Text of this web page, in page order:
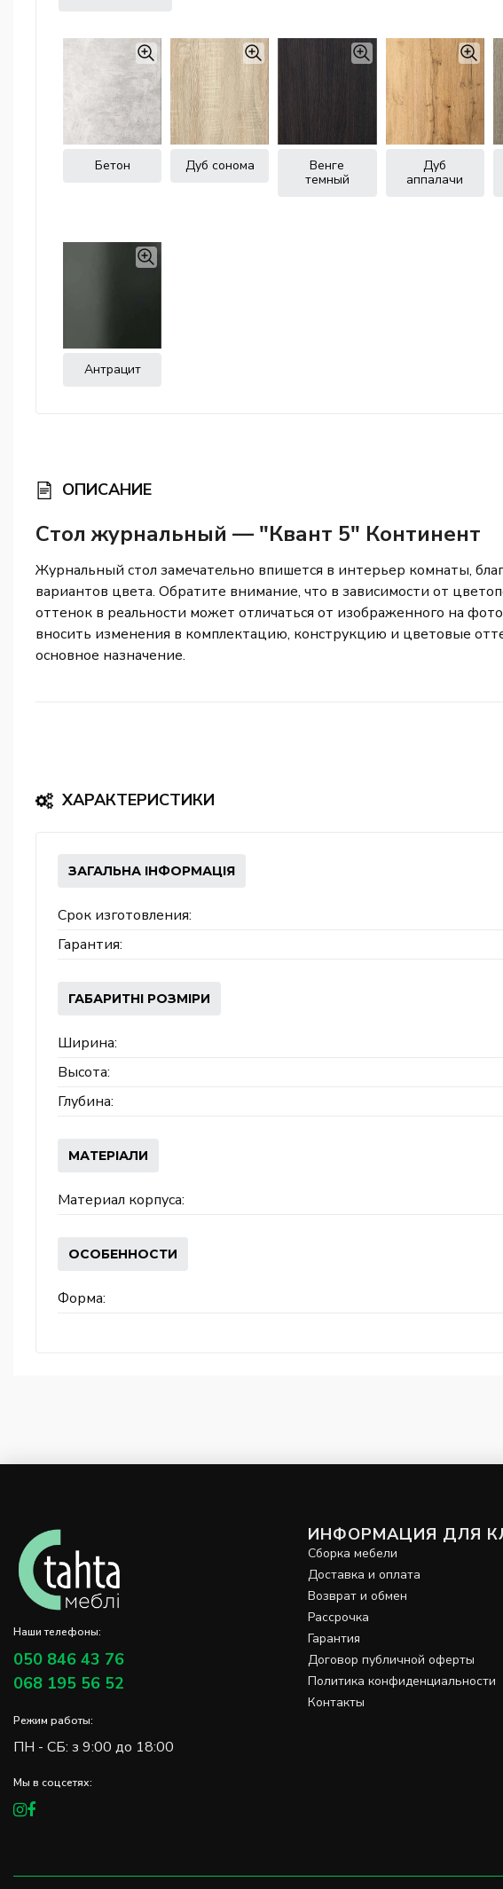
Бетон Дуб сонома
Венге
темный
Дуб
аппалачи
Антрацит
ОПИСАНИЕ
Стол журнальный — "Квант 5" Континент
Журнальный стол замечательно впишется в интерьер комнаты,
вариантов цвета. Обратите внимание, что в зависимости от
оттенок в реальности может отличаться от изображенного на
вносить изменения в комплектацию, конструкцию и цветовые
основное назначение.
ХАРАКТЕРИСТИКИ
ЗАГАЛЬНА ІНФОРМАЦІЯ
Срок изготовления:
Гарантия:
ГАБАРИТНІ РОЗМІРИ
Ширина:
Высота:
Глубина:
МАТЕРІАЛИ
Материал корпуса:
ОСОБЕННОСТИ
Форма:
Наши телефоны:
050 846 43 76
068 195 56 52
Режим работы:
ПН - СБ: з 9:00 до 18:00
Мы в соцсетях:
ИНФОРМАЦИЯ ДЛЯ
Сборка мебели
Доставка и оплата
Возврат и обмен
Рассрочка
Гарантия
Договор публичной оферты
Политика конфиденциальности
Контакты